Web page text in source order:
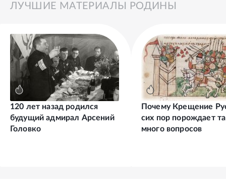
ЛУЧШИЕ МАТЕРИАЛЫ РОДИНЫ
120 лет назад родился
будущий адмирал Арсений
Головко
Почему Крещение
сих пор порождает
много вопросов